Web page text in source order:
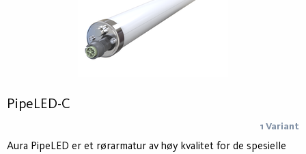
PipeLED-C
1 Variant
Aura PipeLED er et rørarmatur av høy kvalitet for de spesielle